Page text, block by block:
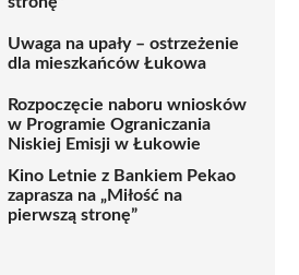
Uwaga na upały – ostrzeżenie
dla mieszkańców Łukowa
Rozpoczęcie naboru wniosków
w Programie Ograniczania
Niskiej Emisji w Łukowie
Kino Letnie z Bankiem Pekao
zaprasza na „Miłość na
pierwszą stronę”